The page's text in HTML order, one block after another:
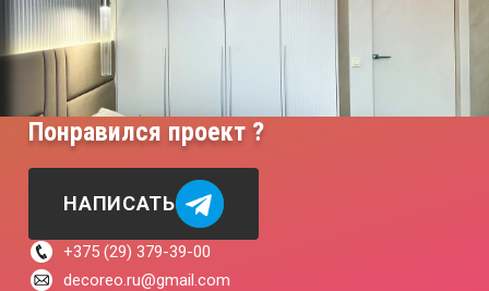
Понравился проект ?
НАПИСАТЬ
+375 (29) 379-39-00
decoreo.ru@gmail.com